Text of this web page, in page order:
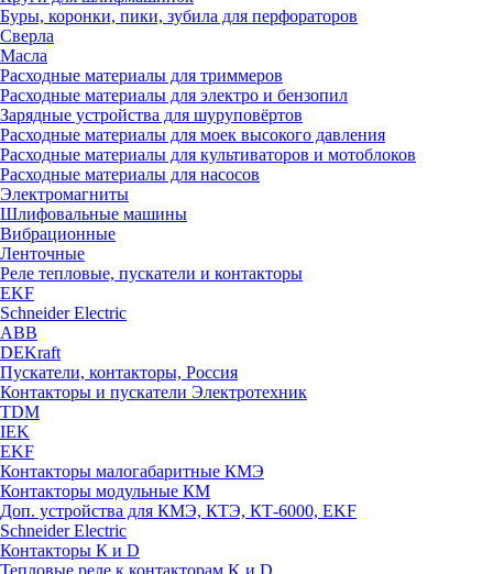
Буры, коронки, пики, зубила для перфораторов
Сверла
Масла
Расходные материалы для триммеров
Расходные материалы для электро и бензопил
Зарядные устройства для шуруповёртов
Расходные материалы для моек высокого давления
Расходные материалы для культиваторов и мотоблоков
Расходные материалы для насосов
Электромагниты
Шлифовальные машины
Вибрационные
Ленточные
Реле тепловые, пускатели и контакторы
EKF
Schneider Electric
ABB
DEKraft
Пускатели, контакторы, Россия
Контакторы и пускатели Электротехник
TDM
IEK
EKF
Контакторы малогабаритные КМЭ
Контакторы модульные КМ
Доп. устройства для КМЭ, КТЭ, КТ-6000, EKF
Schneider Electric
Контакторы К и D
Тепловые реле к контакторам K и D